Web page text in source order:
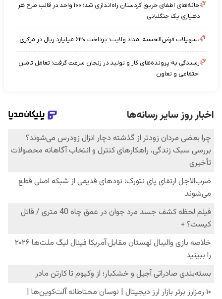
خانه‌های اطفای حریق کردستان راه‌اندازی شد؛ ۱۰۰ واحد در قالب طرح هر
دهیاری یک جنگلبانی
تسهیلات قرض‌الحسنه امداد ولایت؛ پرداخت ۶۳۰ میلیارد ریال در مرکزی
رسیدگی به پرونده‌های کار و تولید در زنجان سرعت گرفت؛ تعامل تامین
اجتماعی و تعاون